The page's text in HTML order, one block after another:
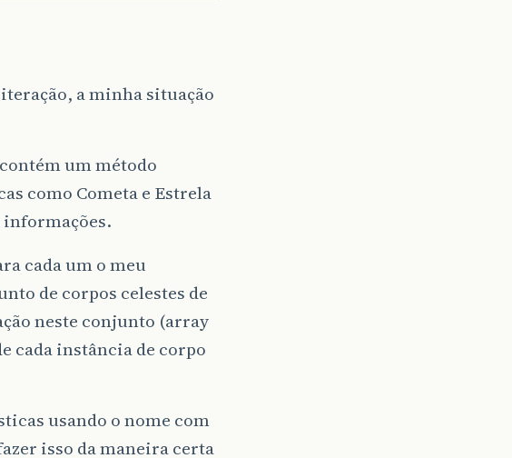
a minha situação
um método
como Cometa e Estrela
informações.
cada um o meu
de corpos celestes de
neste conjunto (array
cada instância de corpo
usando o nome com
isso da maneira certa